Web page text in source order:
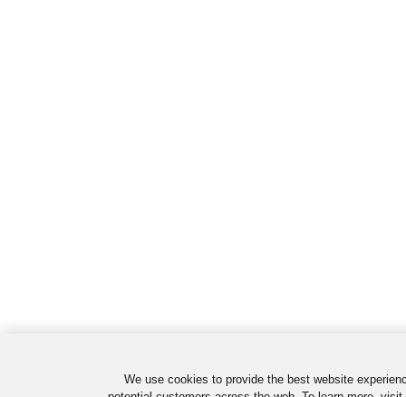
We use cookies to provide the best website